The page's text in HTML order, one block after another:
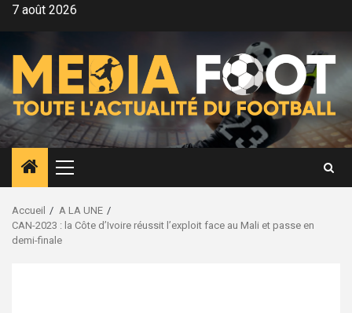
Aller7 août 2026
Menu
principal
Accueil
A LA UNE
CAN-2023 : la Côte d’Ivoire réussit l’exploit face au Mali et passe en
demi-finale